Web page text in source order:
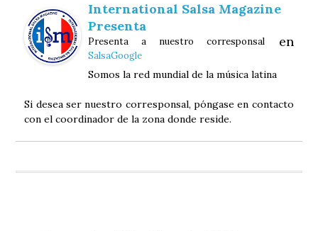
International Salsa Magazine
Presenta
Presenta a nuestro corresponsalen
SalsaGoogle
Somos la red mundial de la música latina
Si desea ser nuestro corresponsal, póngase en contacto
con el coordinador de la zona donde reside.